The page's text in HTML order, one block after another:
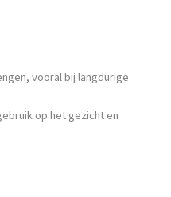
vooral bij langdurige
op het gezicht en